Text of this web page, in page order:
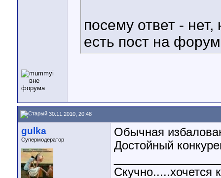
посему ответ - нет,
есть пост на
30.11.2010, 20:48
gulka
Супермодератор
Обычная
Достойный